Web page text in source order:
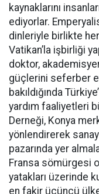
kaynaklarını
ediyorlar.
dinleriyle birlikte
Vatikan’la işbirliği
doktor,
güçlerini seferber
bakıldığında
yardım faaliyetleri
Derneği, Konya
yönlendirerek
pazarında yer
Fransa sömürgesi
yatakları üzerinde
en fakir üçüncü